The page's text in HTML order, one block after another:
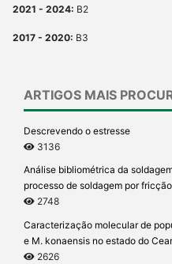
2021 - 2024: B2
2017 - 2020: B3
ARTIGOS MAIS
Descrevendo o estresse
3136
Análise bibliométrica da
processo de soldagem por
2748
Caracterização molecular de
e M. konaensis no estado do
2626